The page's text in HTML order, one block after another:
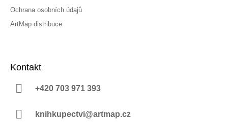
Ochrana osobních údajů
ArtMap distribuce
Kontakt
+420 703 971 393
knihkupectvi@artmap.cz